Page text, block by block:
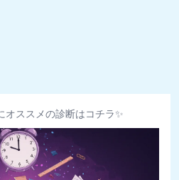
オススメの診断はコチラ✨